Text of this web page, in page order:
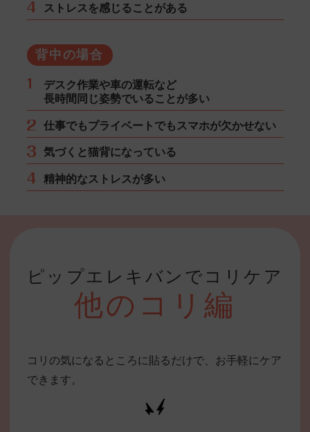
ストレスを感じることがある
背中の場合
デスク作業や車の運転など
長時間同じ姿勢でいることが多い
仕事でもプライベートでもスマホが欠かせない
気づくと猫背になっている
精神的なストレスが多い
ピップエレキバンでコリケア
他のコリ編
コリの気になるところに貼るだけで、お手軽にケア
できます。